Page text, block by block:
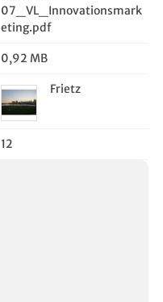
07_VL_Innovationsmark
eting.pdf
0,92 MB
Frietz
12